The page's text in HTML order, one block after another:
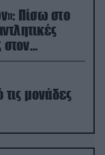
Πίσω στο
μονάδες